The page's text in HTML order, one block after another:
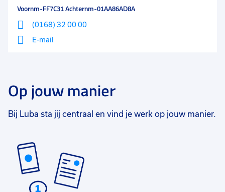
Voornm-FF7C31 Achternm-01AA86AD8A
(0168) 32 00 00
E-mail
Op jouw manier
Bij Luba sta jij centraal en vind je werk op jouw manier.